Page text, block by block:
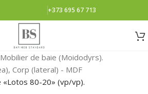
+373 695 67 713
Mobilier de baie (Moidodyrs).
Corp (lateral) - MDF
«Lotos 80-20» (vp/vp).